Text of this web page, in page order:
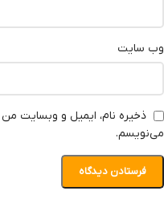
وب‌ سایت
ذخیره نام، ایمیل و وبسایت من
می‌نویسم.